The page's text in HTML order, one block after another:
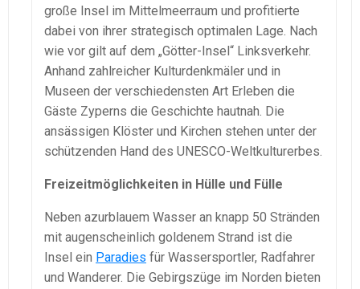
große Insel im Mittelmeerraum und profitierte
dabei von ihrer strategisch optimalen Lage. Nach
wie vor gilt auf dem „Götter-Insel“ Linksverkehr.
Anhand zahlreicher Kulturdenkmäler und in
Museen der verschiedensten Art Erleben die
Gäste Zyperns die Geschichte hautnah. Die
ansässigen Klöster und Kirchen stehen unter der
schützenden Hand des UNESCO-Weltkulturerbes.
Freizeitmöglichkeiten in Hülle und Fülle
Neben azurblauem Wasser an knapp 50 Stränden
mit augenscheinlich goldenem Strand ist die
Insel ein Paradies für Wassersportler, Radfahrer
und Wanderer. Die Gebirgszüge im Norden bieten